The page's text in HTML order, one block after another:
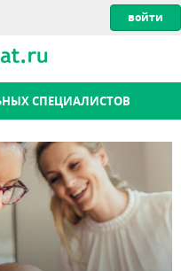
СПЕЦИАЛИСТОВ